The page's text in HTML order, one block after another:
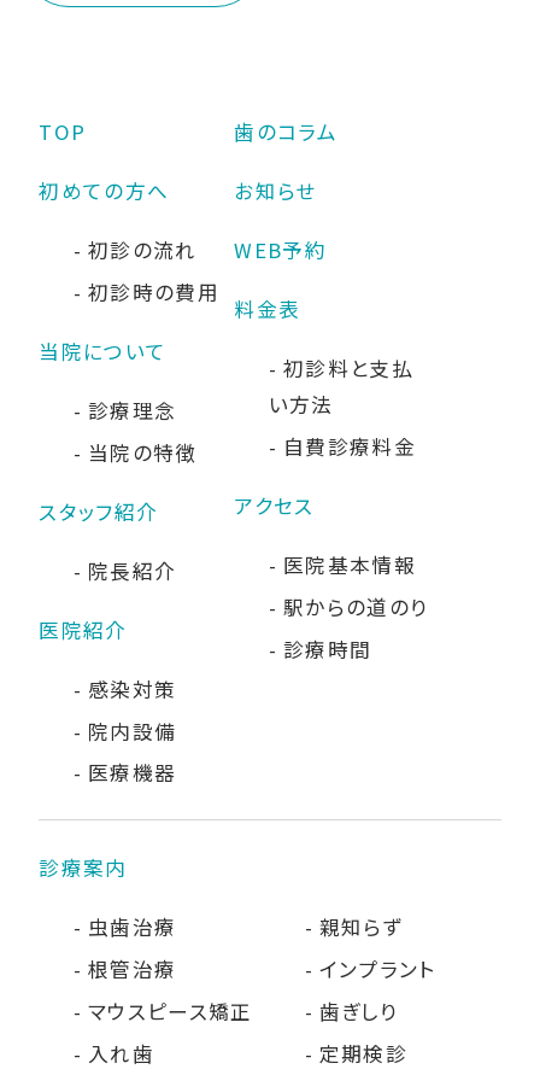
TOP
初めての方へ
初診の流れ
初診時の費用
当院について
診療理念
当院の特徴
スタッフ紹介
院長紹介
医院紹介
感染対策
院内設備
医療機器
歯のコラム
お知らせ
WEB予約
料金表
初診料と支払
い方法
自費診療料金
アクセス
医院基本情報
駅からの道のり
診療時間
診療案内
虫歯治療
根管治療
マウスピース矯正
入れ歯
親知らず
インプラント
歯ぎしり
定期検診